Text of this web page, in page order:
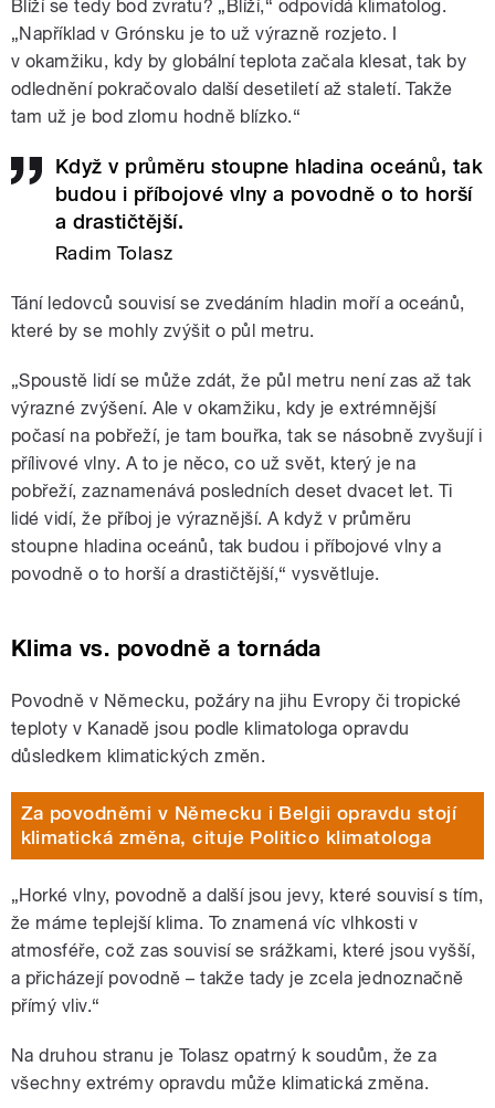
Blíží se tedy bod zvratu? „Blíží,“ odpovídá klimatolog.
„Například v Grónsku je to už výrazně rozjeto. I
v okamžiku, kdy by globální teplota začala klesat, tak by
odlednění pokračovalo další desetiletí až staletí. Takže
tam už je bod zlomu hodně blízko.“
Když v průměru stoupne hladina oceánů, tak
budou i příbojové vlny a povodně o to horší
a drastičtější.
Radim Tolasz
Tání ledovců souvisí se zvedáním hladin moří a oceánů,
které by se mohly zvýšit o půl metru.
„Spoustě lidí se může zdát, že půl metru není zas až tak
výrazné zvýšení. Ale v okamžiku, kdy je extrémnější
počasí na pobřeží, je tam bouřka, tak se násobně zvyšují i
přílivové vlny. A to je něco, co už svět, který je na
pobřeží, zaznamenává posledních deset dvacet let. Ti
lidé vidí, že příboj je výraznější. A když v průměru
stoupne hladina oceánů, tak budou i příbojové vlny a
povodně o to horší a drastičtější,“ vysvětluje.
Klima vs. povodně a tornáda
Povodně v Německu, požáry na jihu Evropy či tropické
teploty v Kanadě jsou podle klimatologa opravdu
důsledkem klimatických změn.
Za povodněmi v Německu i Belgii opravdu stojí
klimatická změna, cituje Politico klimatologa
„Horké vlny, povodně a další jsou jevy, které souvisí s tím,
že máme teplejší klima. To znamená víc vlhkosti v
atmosféře, což zas souvisí se srážkami, které jsou vyšší,
a přicházejí povodně – takže tady je zcela jednoznačně
přímý vliv.“
Na druhou stranu je Tolasz opatrný k soudům, že za
všechny extrémy opravdu může klimatická změna.